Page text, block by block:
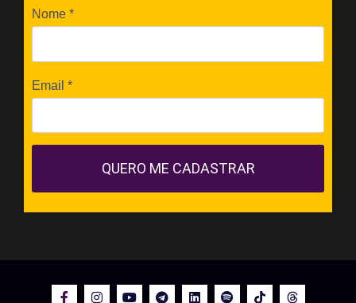
Nome *
Email *
QUERO ME CADASTRAR